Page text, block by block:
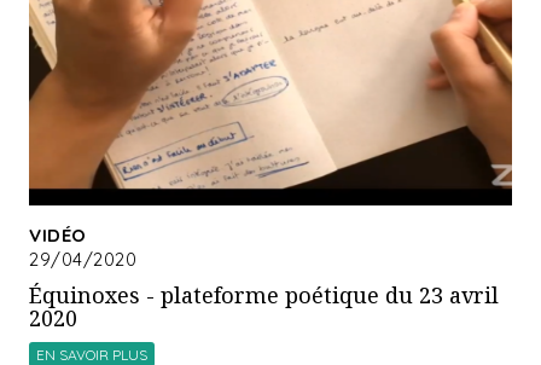
VIDÉO
29/04/2020
Équinoxes - plateforme poétique du 23 avril
2020
EN SAVOIR PLUS